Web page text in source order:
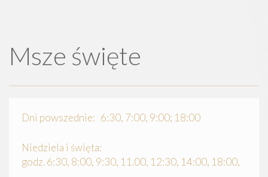
Msze święte
Dni powszednie: 6:30, 7:00, 9:00; 18:00
Niedziela i święta:
godz. 6:30, 8:00, 9:30, 11.00, 12:30, 14:00, 18:00,